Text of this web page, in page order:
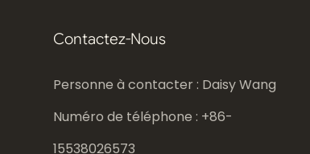
Contactez-Nous
Personne à contacter : Daisy Wang
Numéro de téléphone : +86-
15538026573